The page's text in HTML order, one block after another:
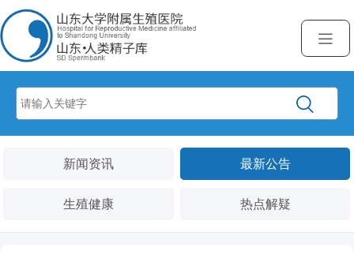
新闻资讯 最新公告
生殖健康 热点解疑